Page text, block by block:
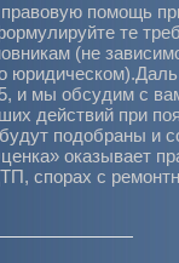
помощь
те
(не
и мы обсудим с
действий при
подобраны и
оказывает
спорах с